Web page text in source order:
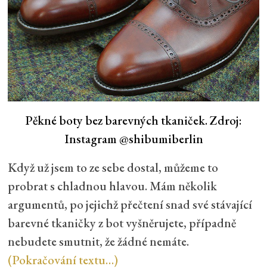
Pěkné boty bez barevných tkaniček. Zdroj:
Instagram @shibumiberlin
Když už jsem to ze sebe dostal, můžeme to
probrat s chladnou hlavou. Mám několik
argumentů, po jejichž přečtení snad své stávající
barevné tkaničky z bot vyšněrujete, případně
nebudete smutnit, že žádné nemáte.
(Pokračování textu…)